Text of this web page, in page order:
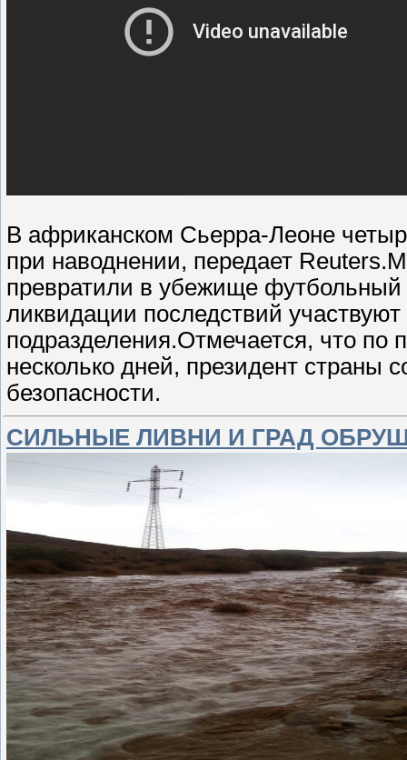
В африканском Сьерра-Леоне
при наводнении, передает
превратили в убежище футбольный
ликвидации последствий
подразделения.Отмечается, что по
несколько дней, президент страны
безопасности.
СИЛЬНЫЕ ЛИВНИ И ГРАД